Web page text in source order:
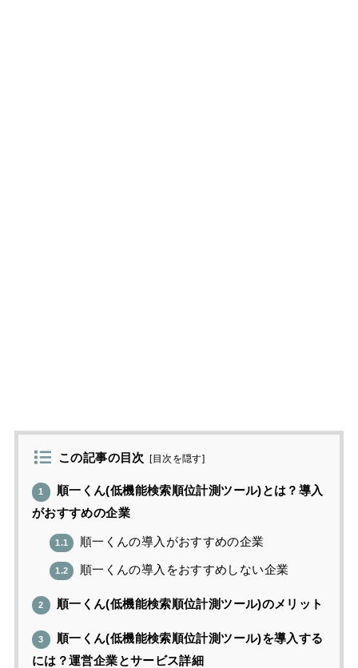
この記事の目次 [目次を隠す]
1
順一くん(低機能検索順位計測ツール)とは？導入
がおすすめの企業
1.1 順一くんの導入がおすすめの企業
1.2 順一くんの導入をおすすめしない企業
2 順一くん(低機能検索順位計測ツール)のメリット
3
順一くん(低機能検索順位計測ツール)を導入する
には？運営企業とサービス詳細